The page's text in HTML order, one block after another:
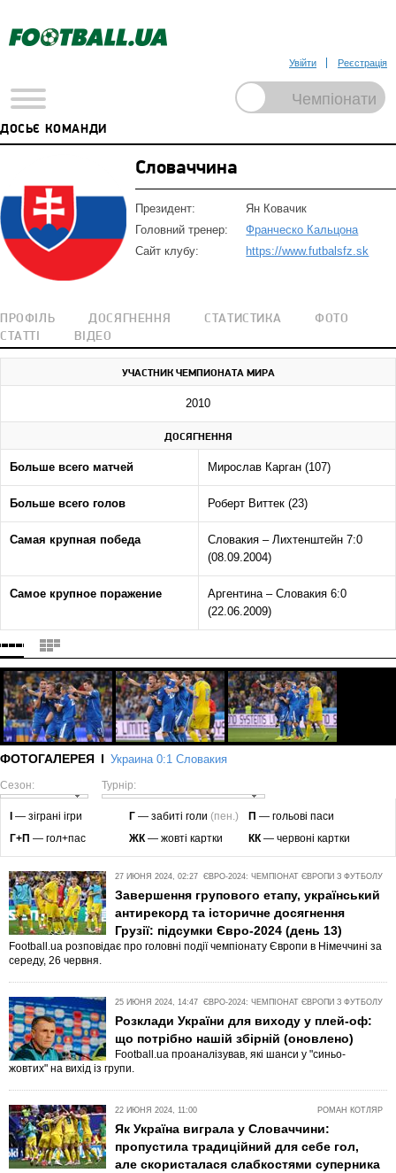
Увійти Реєстрація
ДОСЬЄ КОМАНДИ
Словаччина
Президент:
Ян Ковачик
Головний тренер:
Франческо Кальцона
Сайт клубу:
https://www.futbalsfz.sk
ПРОФІЛЬ ДОСЯГНЕННЯ СТАТИСТИКА
ФОТО
СТАТТІ
ВІДЕО
УЧАСТНИК ЧЕМПИОНАТА МИРА
2010
ДОСЯГНЕННЯ
Больше всего матчей Мирослав Карган (107)
Больше всего голов Роберт Виттек (23)
Самая крупная победа
Словакия – Лихтенштейн 7:0
(08.09.2004)
Самое крупное поражение
Аргентина – Словакия 6:0
(22.06.2009)
ФОТОГАЛЕРЕЯ Украина 0:1 Словакия
Сезон: Турнір:
— зіграні ігри Г — забиті голи(пен.) П — гольові паси
Г+П — гол+пас ЖК— жовті картки КК— червоні картки
ЄВРО-2024: ЧЕМПІОНАТ ЄВРОПИ З ФУТБОЛУ
27 ИЮНЯ 2024, 02:27
Завершення групового етапу, український
антирекорд та історичне досягнення
Грузії: підсумки Євро-2024 (день 13)
Football.ua розповідає про головні події чемпіонату Європи в Німеччині за
середу, 26 червня.
ЄВРО-2024: ЧЕМПІОНАТ ЄВРОПИ З ФУТБОЛУ
25 ИЮНЯ 2024, 14:47
Розклади України для виходу у плей-оф:
що потрібно нашій збірній (оновлено)
Football.ua проаналізував, які шанси у "синьо-
жовтих" на вихід із групи.
РОМАН КОТЛЯР
22 ИЮНЯ 2024, 11:00
Як Україна виграла у Словаччини:
пропустила традиційний для себе гол,
але скористалася слабкостями суперника